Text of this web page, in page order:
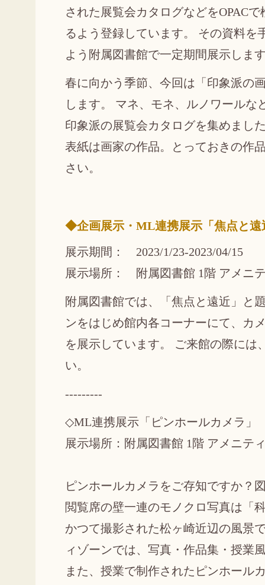
された展覧会カタログなどをOPACで
るよう登録しています。 その資料を
よう附属図書館で一定期間展示しま
春に向かう季節、今回は「印象派の
します。 マネ、モネ、ルノワールな
印象派の展覧会カタログを集めまし
表紙は画家の作品。とっておきの作
さい。
◆企画展示・ML連携展示「焦点と
展示期間： 2023/1/23-2023/04/15
展示場所： 附属図書館 1階 アメニ
附属図書館では、「焦点と遠近」と
ンをはじめ館内各コーナーにて、カ
を展示しています。 ご来館の際には
い。
---------
◇ML連携展示「ピンホールカメラ」
展示場所：附属図書館 1階 アメニテ
ピンホールカメラをご存知ですか？
閲覧席の壁一連のモノクロ写真は「
かつて撮影された松ヶ崎近辺の風景
ィゾーンでは、写真・作品集・授業
また、授業で制作されたピンホール